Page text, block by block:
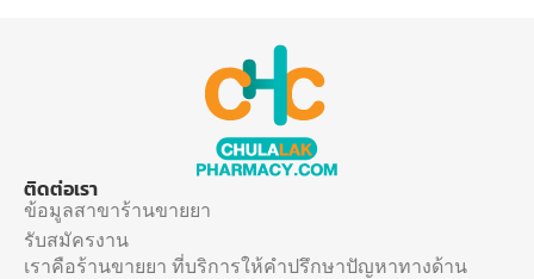
ติดต่อเรา
ข้อมูลสาขาร้านขายยา
รับสมัครงาน
เราคือร้านขายยา ที่บริการให้คำปรึกษาปัญหาทางด้าน